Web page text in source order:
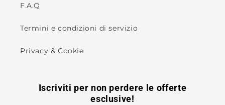
F.A.Q
Termini e condizioni di servizio
Privacy & Cookie
Iscriviti per non perdere le offerte
esclusive!